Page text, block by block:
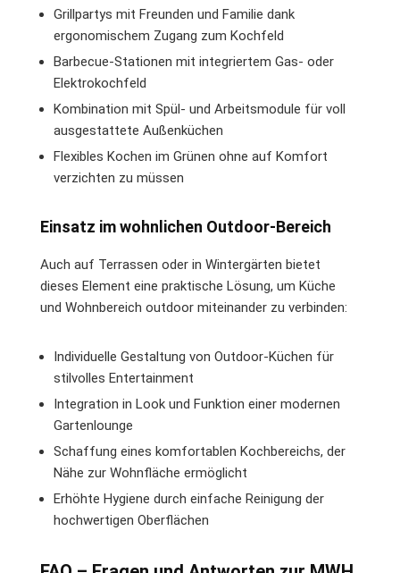
Grillpartys mit Freunden und Familie dank
ergonomischem Zugang zum Kochfeld
Barbecue-Stationen mit integriertem Gas- oder
Elektrokochfeld
Kombination mit Spül- und Arbeitsmodule für voll
ausgestattete Außenküchen
Flexibles Kochen im Grünen ohne auf Komfort
verzichten zu müssen
Einsatz im wohnlichen Outdoor-Bereich
Auch auf Terrassen oder in Wintergärten bietet
dieses Element eine praktische Lösung, um Küche
und Wohnbereich outdoor miteinander zu verbinden:
Individuelle Gestaltung von Outdoor-Küchen für
stilvolles Entertainment
Integration in Look und Funktion einer modernen
Gartenlounge
Schaffung eines komfortablen Kochbereichs, der
Nähe zur Wohnfläche ermöglicht
Erhöhte Hygiene durch einfache Reinigung der
hochwertigen Oberflächen